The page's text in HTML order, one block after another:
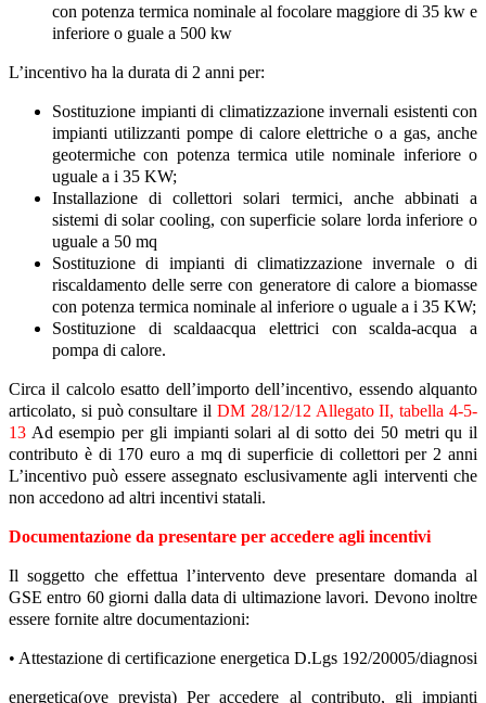
con potenza termica nominale al focolare maggiore di 35 kw e
inferiore o guale a 500 kw
L’incentivo ha la durata di 2 anni per:
Sostituzione impianti di climatizzazione invernali esistenti con
impianti utilizzanti pompe di calore elettriche o a gas, anche
geotermiche con potenza termica utile nominale inferiore o
uguale a i 35 KW;
Installazione di collettori solari termici, anche abbinati a
sistemi di solar cooling, con superficie solare lorda inferiore o
uguale a 50 mq
Sostituzione di impianti di climatizzazione invernale o di
riscaldamento delle serre con generatore di calore a biomasse
con potenza termica nominale al inferiore o uguale a i 35 KW;
Sostituzione di scaldaacqua elettrici con scalda-acqua a
pompa di calore.
Circa il calcolo esatto dell’importo dell’incentivo, essendo alquanto
articolato, si può consultare il DM 28/12/12 Allegato II, tabella 4-5-
13 Ad esempio per gli impianti solari al di sotto dei 50 metri qu il
contributo è di 170 euro a mq di superficie di collettori per 2 anni
L’incentivo può essere assegnato esclusivamente agli interventi che
non accedono ad altri incentivi statali.
Documentazione da presentare per accedere agli incentivi
Il soggetto che effettua l’intervento deve presentare domanda al
GSE entro 60 giorni dalla data di ultimazione lavori. Devono inoltre
essere fornite altre documentazioni:
• Attestazione di certificazione energetica D.Lgs 192/20005/diagnosi
energetica(ove prevista) Per accedere al contributo, gli impianti